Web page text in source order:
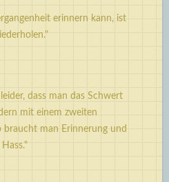
erinnern kann, ist
dass man das Schwert
mit einem zweiten
braucht man Erinnerung und